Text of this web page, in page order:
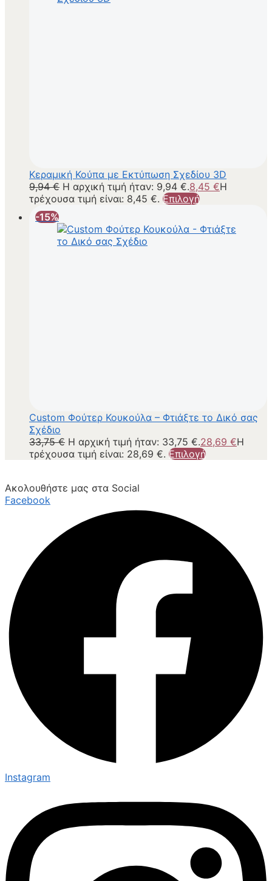
Κεραμική Κούπα με Εκτύπωση Σχεδίου 3D
9,94€ Η αρχική τιμή ήταν: 9,94 €.8,45 €Η
τρέχουσα τιμή είναι: 8,45 €. Επιλογή
-15%
Custom Φούτερ Κουκούλα – Φτιάξτε το Δικό σας
Σχέδιο
33,75€ Η αρχική τιμή ήταν: 33,75 €.28,69 €Η
τρέχουσα τιμή είναι: 28,69 €. Επιλογή
Ακολουθήστε μας στα Social
Facebook
Instagram